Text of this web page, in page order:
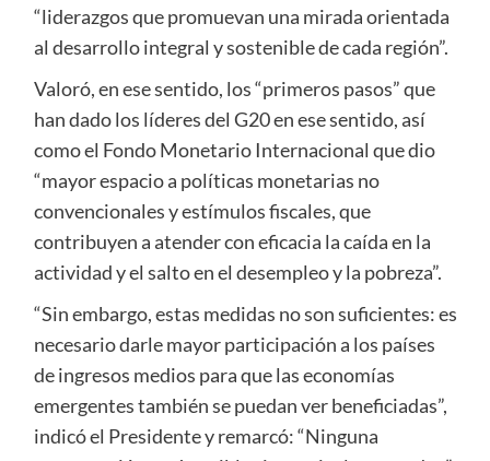
“liderazgos que promuevan una mirada orientada
al desarrollo integral y sostenible de cada región”.
Valoró, en ese sentido, los “primeros pasos” que
han dado los líderes del G20 en ese sentido, así
como el Fondo Monetario Internacional que dio
“mayor espacio a políticas monetarias no
convencionales y estímulos fiscales, que
contribuyen a atender con eficacia la caída en la
actividad y el salto en el desempleo y la pobreza”.
“Sin embargo, estas medidas no son suficientes: es
necesario darle mayor participación a los países
de ingresos medios para que las economías
emergentes también se puedan ver beneficiadas”,
indicó el Presidente y remarcó: “Ninguna